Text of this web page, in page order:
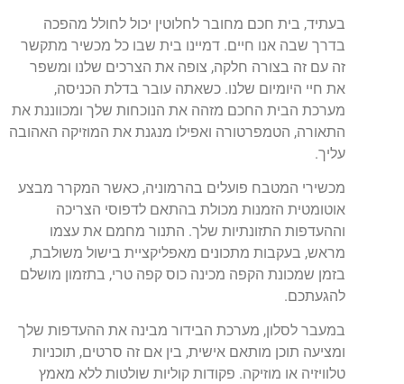
בעתיד, בית חכם מחובר לחלוטין יכול לחולל מהפכה
בדרך שבה אנו חיים. דמיינו בית שבו כל מכשיר מתקשר
זה עם זה בצורה חלקה, צופה את הצרכים שלנו ומשפר
את חיי היומיום שלנו. כשאתה עובר בדלת הכניסה,
מערכת הבית החכם מזהה את הנוכחות שלך ומכווננת את
התאורה, הטמפרטורה ואפילו מנגנת את המוזיקה האהובה
עליך.
מכשירי המטבח פועלים בהרמוניה, כאשר המקרר מבצע
אוטומטית הזמנות מכולת בהתאם לדפוסי הצריכה
וההעדפות התזונתיות שלך. התנור מחמם את עצמו
מראש, בעקבות מתכונים מאפליקציית בישול משולבת,
בזמן שמכונת הקפה מכינה כוס קפה טרי, בתזמון מושלם
להגעתכם.
במעבר לסלון, מערכת הבידור מבינה את ההעדפות שלך
ומציעה תוכן מותאם אישית, בין אם זה סרטים, תוכניות
טלוויזיה או מוזיקה. פקודות קוליות שולטות ללא מאמץ